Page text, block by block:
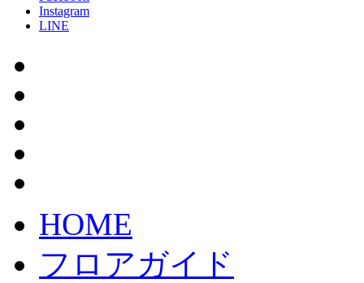
Instagram
LINE
HOME
フロアガイド